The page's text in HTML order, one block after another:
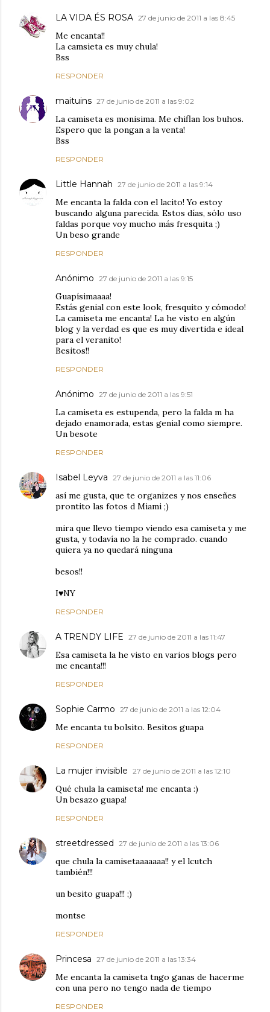
LA VIDA ÉS ROSA 27 de junio de 2011 a las 8:45
Me encanta!!
La camsieta es muy chula!
Bss
RESPONDER
maituins 27 de junio de 2011 a las 9:02
La camiseta es monisima. Me chiflan los buhos.
Espero que la pongan a la venta!
Bss
RESPONDER
Little Hannah 27 de junio de 2011 a las 9:14
Me encanta la falda con el lacito! Yo estoy
buscando alguna parecida. Estos días, sólo uso
faldas porque voy mucho más fresquita ;)
Un beso grande
RESPONDER
Anónimo 27 de junio de 2011 a las 9:15
Guapísimaaaa!
Estás genial con este look, fresquito y cómodo!
La camiseta me encanta! La he visto en algún
blog y la verdad es que es muy divertida e ideal
para el veranito!
Besitos!!
RESPONDER
Anónimo 27 de junio de 2011 a las 9:51
La camiseta es estupenda, pero la falda m ha
dejado enamorada, estas genial como siempre.
Un besote
RESPONDER
Isabel Leyva 27 de junio de 2011 a las 11:06
así me gusta, que te organizes y nos enseñes
prontito las fotos d Miami ;)
mira que llevo tiempo viendo esa camiseta y me
gusta, y todavía no la he comprado. cuando
quiera ya no quedará ninguna
besos!!
I♥NY
RESPONDER
A TRENDY LIFE 27 de junio de 2011 a las 11:47
Esa camiseta la he visto en varios blogs pero
me encanta!!!
RESPONDER
Sophie Carmo 27 de junio de 2011 a las 12:04
Me encanta tu bolsito. Besitos guapa
RESPONDER
La mujer invisible 27 de junio de 2011 a las 12:10
Qué chula la camiseta! me encanta :)
Un besazo guapa!
RESPONDER
streetdressed 27 de junio de 2011 a las 13:06
que chula la camisetaaaaaaa!! y el lcutch
también!!!
un besito guapa!!! ;)
montse
RESPONDER
Princesa 27 de junio de 2011 a las 13:34
Me encanta la camiseta tngo ganas de hacerme
con una pero no tengo nada de tiempo
RESPONDER